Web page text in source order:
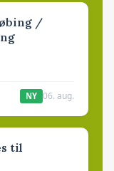
/
NY 06. aug.
til